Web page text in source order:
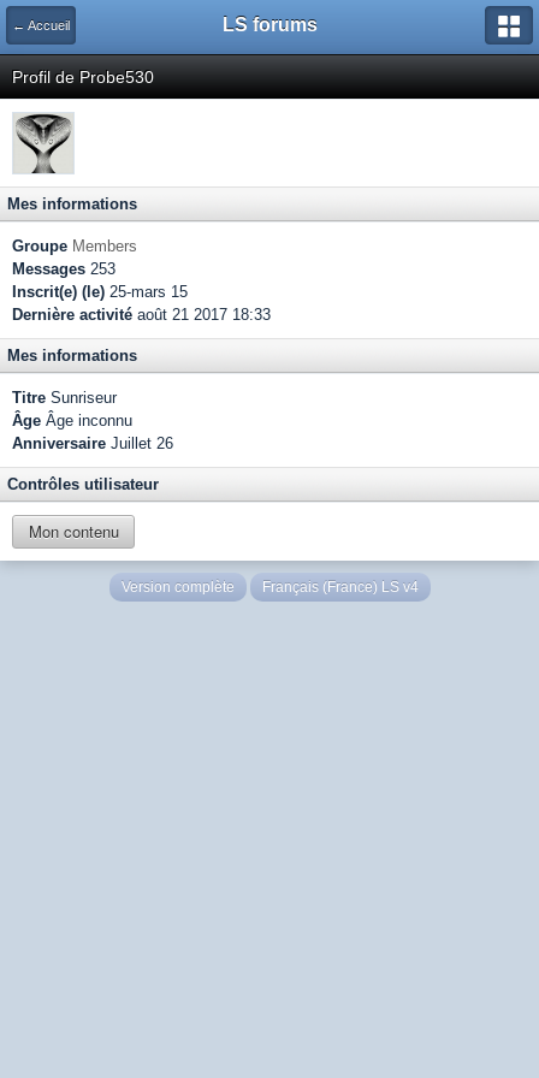
← Accueil LS forums
Profil de Probe530
Mes informations
Groupe Members
Messages 253
Inscrit(e) (le) 25-mars 15
Dernière activité août 21 2017 18:33
Mes informations
Titre Sunriseur
Âge Âge inconnu
Anniversaire Juillet 26
Contrôles utilisateur
Mon contenu
Version complète Français (France) LS v4